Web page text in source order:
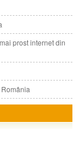
prost internet din